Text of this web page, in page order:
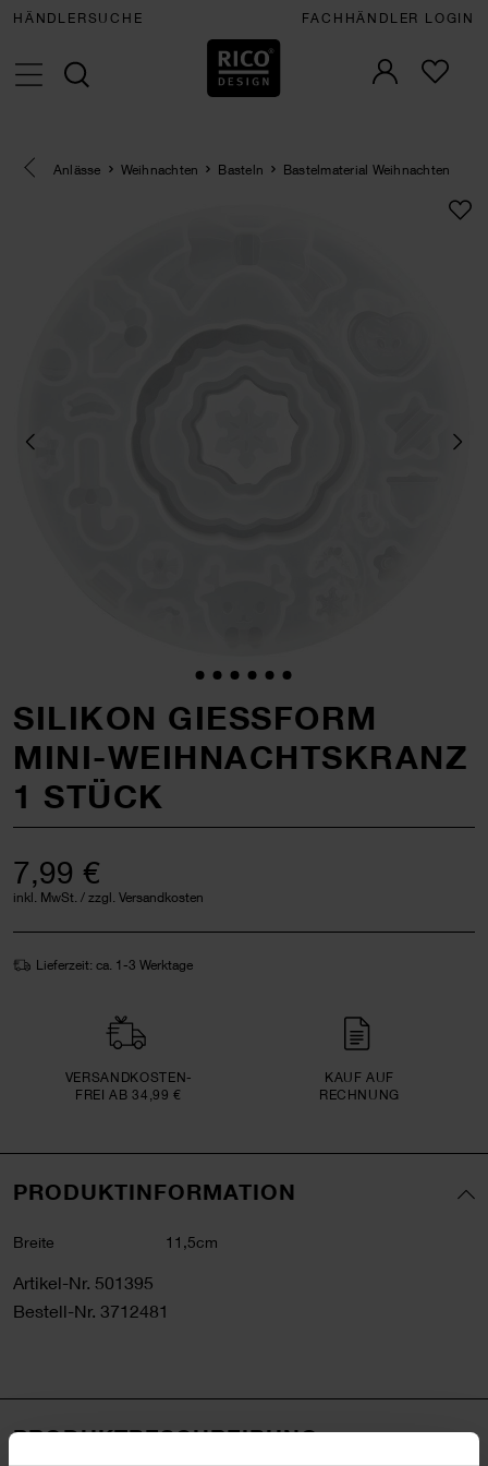
HÄNDLERSUCHE FACHHÄNDLER LOGIN
Eine Kategorie zurück navigieren
Anlässe Weihnachten Basteln Bastelmaterial Weihnachten
SILIKON GIESSFORM M
INI-WEIHNACHTSKRANZ
1 STÜCK
7,99 €
inkl. MwSt. / zzgl. Versandkosten
Lieferzeit: ca. 1-3 Werktage
VERSAND­KOSTEN­
FREI AB 34,99 €
KAUF AUF
RECHNUNG
PRODUKTINFORMATION
Breite 11,5cm
Artikel-Nr. 501395
Bestell-Nr. 3712481
PRODUKTBESCHREIBUNG